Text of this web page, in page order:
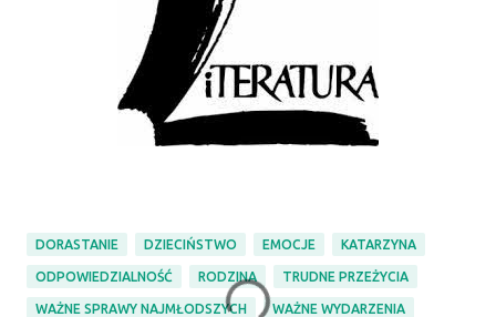
DORASTANIE DZIECIŃSTWO EMOCJE KATARZYNA
ODPOWIEDZIALNOŚĆ RODZINA TRUDNE PRZEŻYCIA
WAŻNE SPRAWY NAJMŁODSZYCH WAŻNE WYDARZENIA